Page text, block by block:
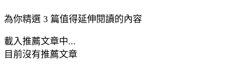
為你精選 3 篇值得延伸閱讀的內容
載入推薦文章中...
目前沒有推薦文章